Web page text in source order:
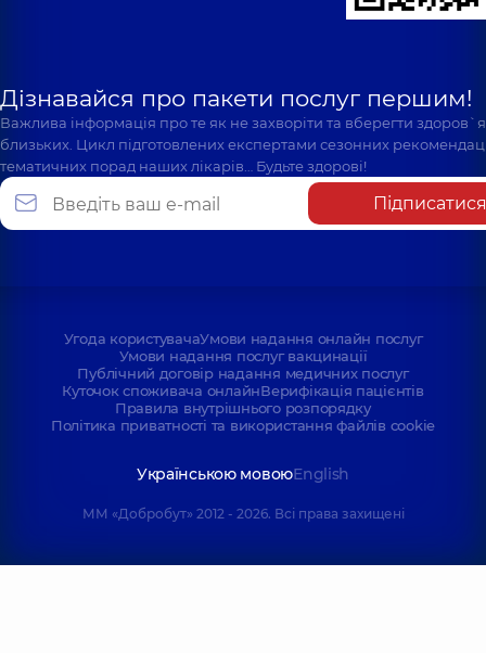
Дізнавайся про пакети послуг першим!
Важлива інформація про те як не захворіти та вберегти
близьких. Цикл підготовлених експертами сезонних
тематичних порад наших лікарів… Будьте здорові!
Підписатися
Угода користувачаУмови надання онлайн послуг
Умови надання послуг вакцинації
Публічний договір надання медичних послуг
Куточок споживача онлайнВерифікація пацієнтів
Правила внутрішнього розпорядку
Політика приватності та використання файлів cookie
Українською мовоюEnglish
ММ «Добробут» 2012 - 2026. Всі права захищені